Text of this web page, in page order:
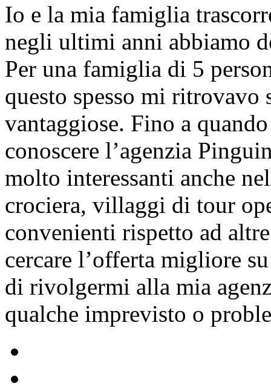
Io e la mia famiglia
negli ultimi anni abbiamo
Per una famiglia di 5
questo spesso mi ritrovavo
vantaggiose. Fino a
conoscere l’agenzia
molto interessanti anche
crociera, villaggi di tour
convenienti rispetto ad
cercare l’offerta migliore
di rivolgermi alla mia
qualche imprevisto o